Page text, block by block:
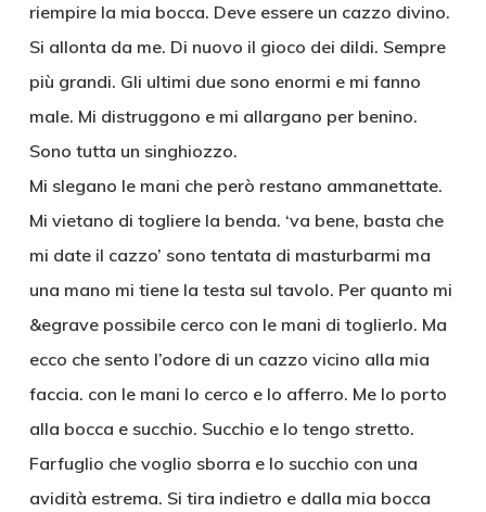
riempire la mia bocca. Deve essere un cazzo divino.
Si allonta da me. Di nuovo il gioco dei dildi. Sempre
più grandi. Gli ultimi due sono enormi e mi fanno
male. Mi distruggono e mi allargano per benino.
Sono tutta un singhiozzo.
Mi slegano le mani che però restano ammanettate.
Mi vietano di togliere la benda. ‘va bene, basta che
mi date il cazzo’ sono tentata di masturbarmi ma
una mano mi tiene la testa sul tavolo. Per quanto mi
&egrave possibile cerco con le mani di toglierlo. Ma
ecco che sento l’odore di un cazzo vicino alla mia
faccia. con le mani lo cerco e lo afferro. Me lo porto
alla bocca e succhio. Succhio e lo tengo stretto.
Farfuglio che voglio sborra e lo succhio con una
avidità estrema. Si tira indietro e dalla mia bocca